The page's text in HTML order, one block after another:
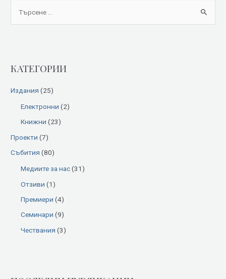
e
c
f
:
КАТЕГОРИИ
Издания (25)
Електронни (2)
Книжни (23)
Проекти (7)
Събития (80)
Медиите за нас(31)
Отзиви (1)
Премиери (4)
Семинари (9)
Чествания (3)